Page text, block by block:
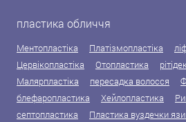
пластика обличчя
Ментопластіка Платізмопластіка
Цервікопластіка
Отопластика
Малярпластіка
пересадка волосся
блефаропластика
Хейлопластика
септопластика
Пластика вуздечки